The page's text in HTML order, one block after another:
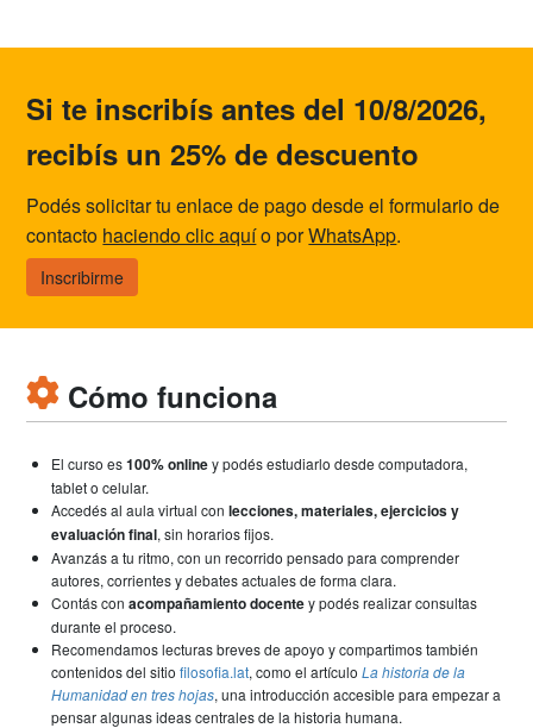
Si te inscribís antes del 10/8/2026,
recibís un 25% de descuento
Podés solicitar tu enlace de pago desde el formulario de
contacto haciendo clic aquío porWhatsApp.
Inscribirme
Cómo funciona
El curso es100% onliney podés estudiarlo desde computadora,
tablet o celular.
Accedés al aula virtual conlecciones, materiales, ejercicios y
evaluación final, sin horarios fijos.
Avanzás a tu ritmo, con un recorrido pensado para comprender
autores, corrientes y debates actuales de forma clara.
Contás conacompañamiento docentey podés realizar consultas
durante el proceso.
Recomendamos lecturas breves de apoyo y compartimos también
contenidos del sitiofilosofia.lat, como el artículoLa historia de la
Humanidad en tres hojas, una introducción accesible para empezar a
pensar algunas ideas centrales de la historia humana.